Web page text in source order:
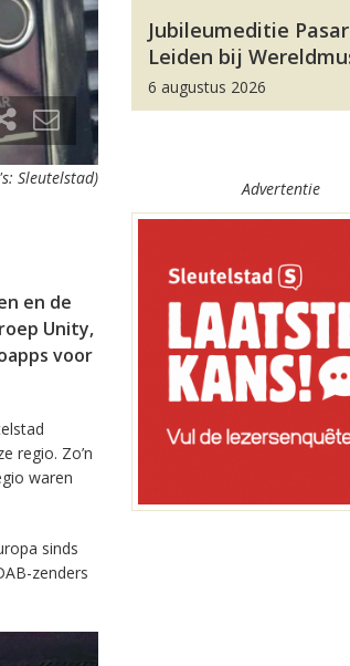
Sleutelstad)
en de
Unity,
voor
regio. Zo’n
waren
sinds
zenders
Jubileumeditie Pasar
Leiden bij
6 augustus 2026
Advertentie